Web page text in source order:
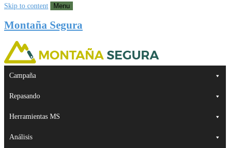
Skip to content Menu
Montaña Segura
Campaña
Repasando
Herramientas MS
Análisis